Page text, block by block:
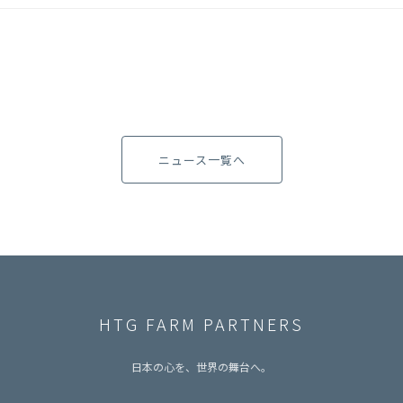
ニュース一覧へ
HTG FARM PARTNERS
日本の心を、世界の舞台へ。